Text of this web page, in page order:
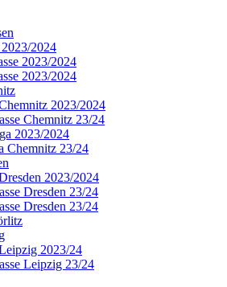
2024
2023/2024
2023/2024
2023/2024
Chemnitz 23/24
2023/2024
Chemnitz 23/24
2023/2024
Dresden 23/24
Dresden 23/24
2023/24
Leipzig 23/24